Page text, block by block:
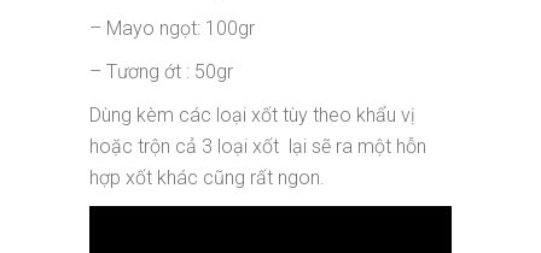
– Mayo ngọt: 100gr
– Tương ớt : 50gr
Dùng kèm các loại xốt tùy theo khẩu vị
hoặc trộn cả 3 loại xốt lại sẽ ra một hỗn
hợp xốt khác cũng rất ngon.